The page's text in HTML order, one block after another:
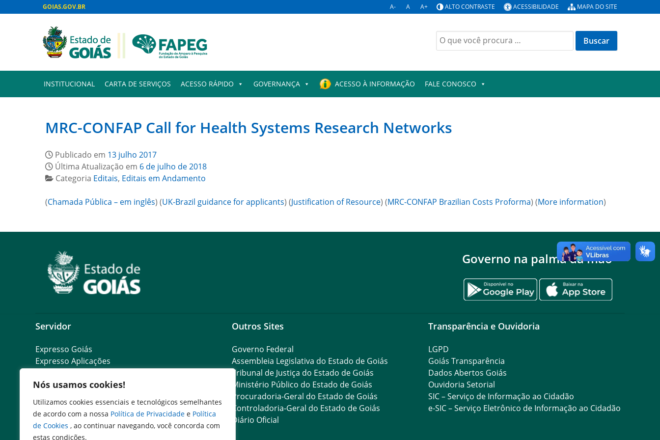
Nós usamos cookies!
Utilizamos cookies essenciais e tecnológicos semelhantes
de acordo com a nossa Política de Privacidade e Política
de Cookies , ao continuar navegando, você concorda com
estas condições.
GOIAS.GOV.BR A- A A+ ALTO CONTRASTE ACESSIBILIDADE MAPA DO SITE
Buscar
por:
INSTITUCIONAL CARTA DE SERVIÇOS ACESSO RÁPIDO GOVERNANÇA ACESSO À INFORMAÇÃO FALE CONOSCO
MRC-CONFAP Call for Health Systems Research Networks
Publicado em 13 julho 2017
Última Atualização em 6 de julho de 2018
Categoria Editais, Editais em Andamento
(Chamada Pública – em inglês) (UK-Brazil guidance for applicants) (Justification of Resource) (MRC-CONFAP Brazilian Costs Proforma) (More information)
Governo na palma da mão
Servidor
Expresso Goiás
Expresso Aplicações
SEI Governadoria
Escola de Governo
Agenda de Autoridades
Outros Sites
Governo Federal
Assembleia Legislativa do Estado de Goiás
Tribunal de Justiça do Estado de Goiás
Ministério Público do Estado de Goiás
Procuradoria-Geral do Estado de Goiás
Controladoria-Geral do Estado de Goiás
Diário Oficial
Transparência e Ouvidoria
LGPD
Goiás Transparência
Dados Abertos Goiás
Ouvidoria Setorial
SIC – Serviço de Informação ao Cidadão
e-SIC – Serviço Eletrônico de Informação ao Cidadão